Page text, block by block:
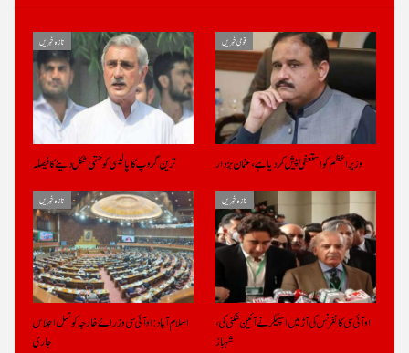
تازہ خبریں
ترین گروپ کا پالیسی کو حتمی شکل دینے کا فیصلہ
قومی خبریں
وزیراعظم کو استعفیٰ پیش کر دیا ہے، عثمان بزدار
تازہ خبریں
اسلام آباد: او آئی سی وزرائے خارجہ کونسل اجلاس
جاری
تازہ خبریں
او آئی سی کانفرنس کی آڑ میں اسپیکر نے آئین شکنی کی،
شہباز